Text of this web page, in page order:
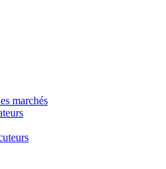
marchés